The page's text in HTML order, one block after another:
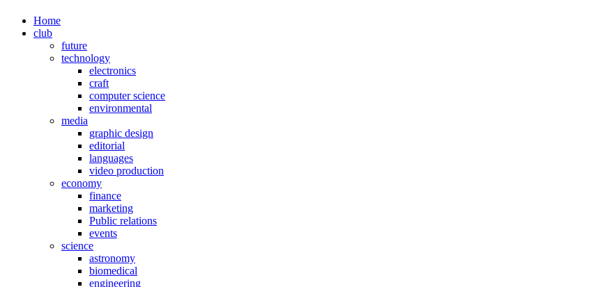
Home
club
future
technology
electronics
craft
computer science
environmental
media
graphic design
editorial
languages
video production
economy
finance
marketing
Public relations
events
science
astronomy
biomedical
engineering